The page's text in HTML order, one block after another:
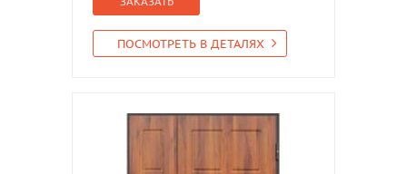
ПОСМОТРЕТЬ В ДЕТАЛЯХ